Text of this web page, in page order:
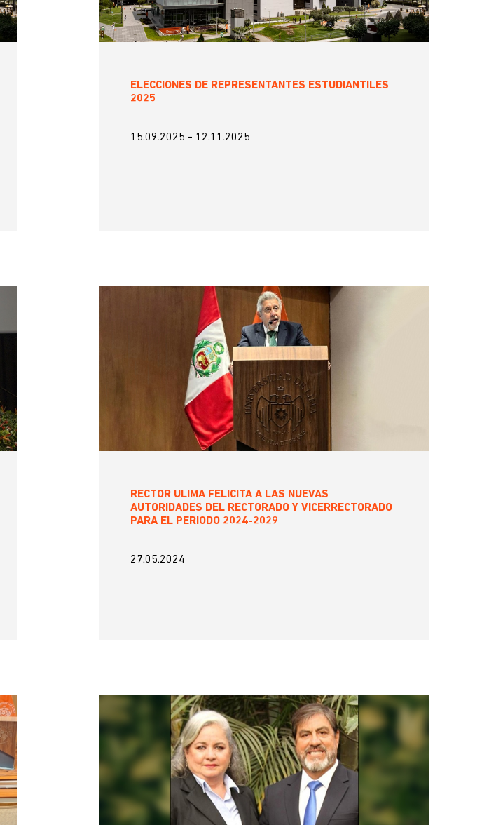
ELECCIONES DE REPRESENTANTES ESTUDIANTILES
2025
15.09.2025 - 12.11.2025
RECTOR ULIMA FELICITA A LAS NUEVAS
AUTORIDADES DEL RECTORADO Y VICERRECTORADO
PARA EL PERIODO 2024-2029
27.05.2024